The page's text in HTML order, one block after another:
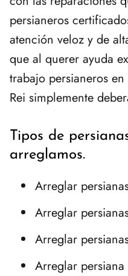
persianeros
atención veloz y de
que al querer ayuda
trabajo persianeros
Rei simplemente
Tipos de
arreglamos.
Arreglar
Arreglar
Arreglar
Arreglar persiana